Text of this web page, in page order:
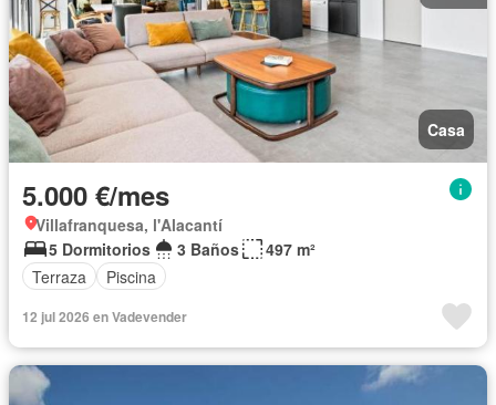
Casa
5.000 €/mes
Villafranquesa, l'Alacantí
5 Dormitorios
3 Baños
497 m²
Terraza
Piscina
12 jul 2026 en Vadevender